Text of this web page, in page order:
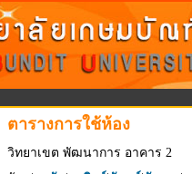
ตารางการใช้ห้อง
วิทยาเขต พัฒนาการ อาคาร 2